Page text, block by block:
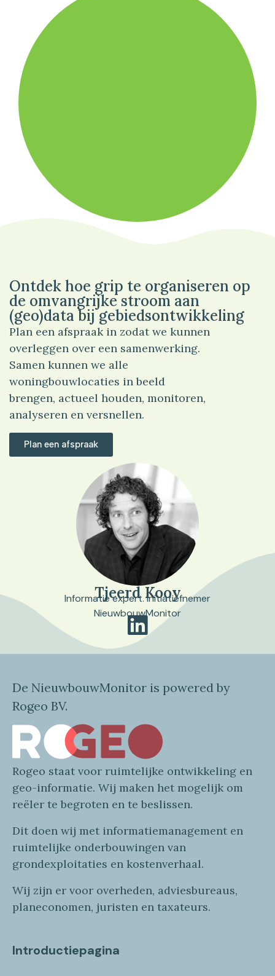
Ontdek hoe grip te organiseren op
de omvangrijke stroom aan
(geo)data bij gebiedsontwikkeling
Plan een afspraak in zodat we kunnen
overleggen over een samenwerking.
Samen kunnen we alle
woningbouwlocaties in beeld
brengen, actueel houden, monitoren,
analyseren en versnellen.
Plan een afspraak
Tjeerd Kooy
Informatie expert. Initiatiefnemer
NieuwbouwMonitor
De NieuwbouwMonitor is powered by
Rogeo BV.
Rogeo staat voor ruimtelijke ontwikkeling en
geo-informatie. Wij maken het mogelijk om
reëler te begroten en te beslissen.
Dit doen wij met informatiemanagement en
ruimtelijke onderbouwingen van
grondexploitaties en kostenverhaal.
Wij zijn er voor overheden, adviesbureaus,
planeconomen, juristen en taxateurs.
Introductiepagina